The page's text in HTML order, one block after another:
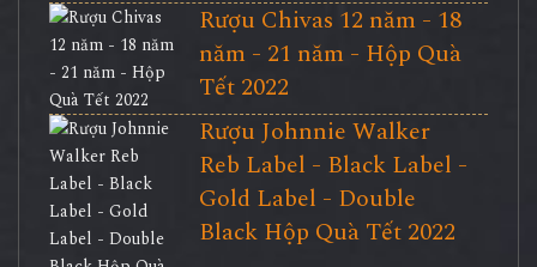
Rượu Chivas 12 năm - 18
năm - 21 năm - Hộp Quà
Tết 2022
Rượu Johnnie Walker
Reb Label - Black Label -
Gold Label - Double
Black Hộp Quà Tết 2022